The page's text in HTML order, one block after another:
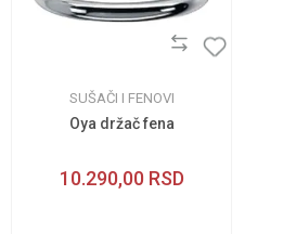
SUŠAČI I FENOVI
Oya držač fena
10.290,00 RSD